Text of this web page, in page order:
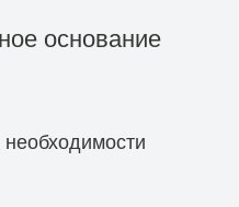
основание